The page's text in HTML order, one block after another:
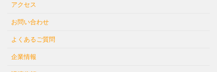
アクセス
お問い合わせ
よくあるご質問
企業情報